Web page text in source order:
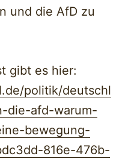
und die AfD zu
gibt es hier:
politik/deutschl
die-afd-warum-
bewegung-
816e-476b-